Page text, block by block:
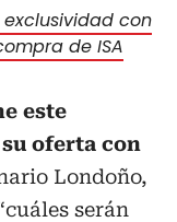
con
de ISA
este
oferta con
Londoño,
serán